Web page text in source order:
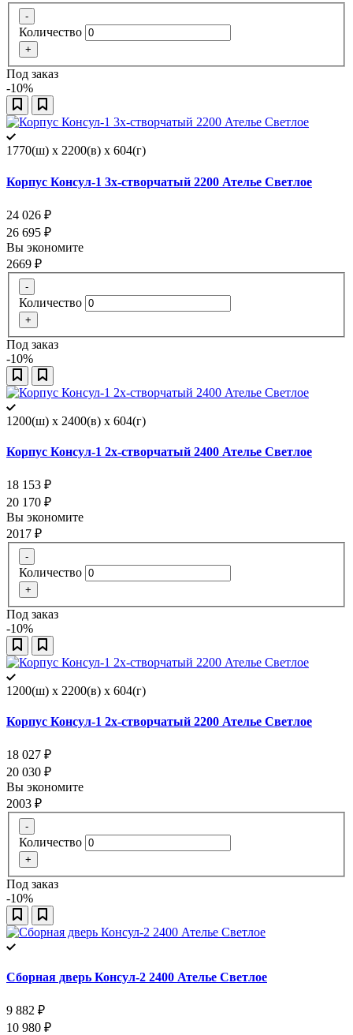
-
Количество
+
Под заказ
-10%
1770(ш) x 2200(в) x 604(г)
Корпус Консул-1 3х-створчатый 2200 Ателье Светлое
24 026 ₽
26 695 ₽
Вы экономите
2669 ₽
-
Количество
+
Под заказ
-10%
1200(ш) x 2400(в) x 604(г)
Корпус Консул-1 2х-створчатый 2400 Ателье Светлое
18 153 ₽
20 170 ₽
Вы экономите
2017 ₽
-
Количество
+
Под заказ
-10%
1200(ш) x 2200(в) x 604(г)
Корпус Консул-1 2х-створчатый 2200 Ателье Светлое
18 027 ₽
20 030 ₽
Вы экономите
2003 ₽
-
Количество
+
Под заказ
-10%
Сборная дверь Консул-2 2400 Ателье Светлое
9 882 ₽
10 980 ₽